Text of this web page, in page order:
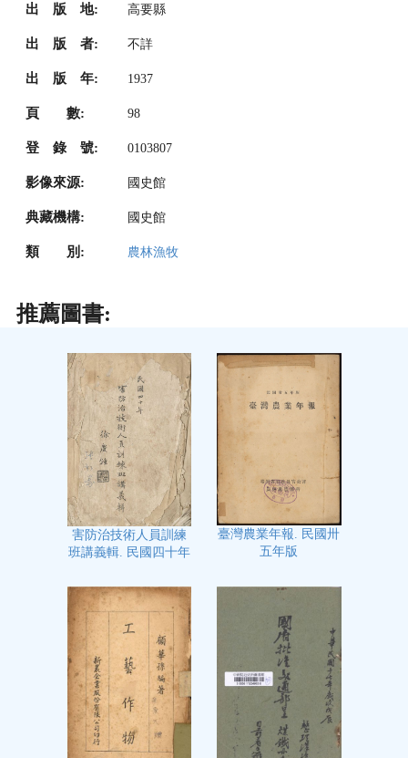
出 版 地: 高要縣
出 版 者: 不詳
出 版 年: 1937
頁 數: 98
登 錄 號: 0103807
影像來源: 國史館
典藏機構: 國史館
類 別: 農林漁牧
推薦圖書:
害防治技術人員訓練
班講義輯. 民國四十年
臺灣農業年報. 民國卅
五年版